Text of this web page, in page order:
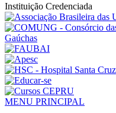
Instituição Credenciada
MENU PRINCIPAL